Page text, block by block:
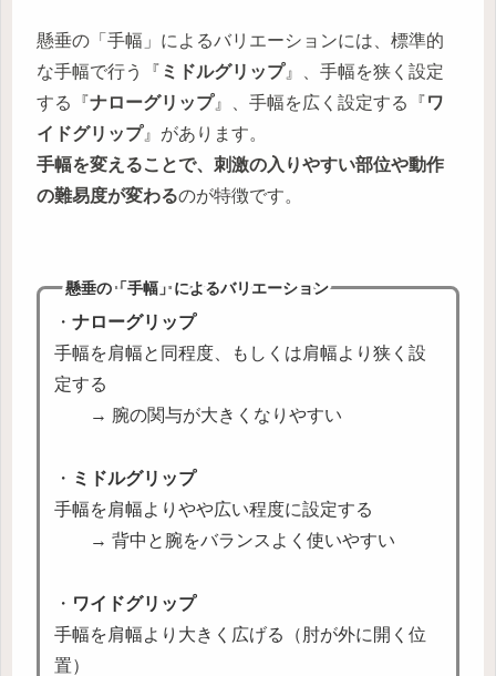
懸垂の「手幅」によるバリエーションには、標準的
な手幅で行う『 ミドルグリップ』、手幅を狭く設定
する『ナローグリップ』、手幅を広く設定する『ワ
イドグリップ』があります。
手幅を変えることで、刺激の入りやすい部位や動作
の難易度が変わるのが特徴です。
懸垂の「手幅」によるバリエーション
・ ナローグリップ
手幅を肩幅と同程度、もしくは肩幅より狭く設
定する
→ 腕の関与が大きくなりやすい
・ ミドルグリップ
手幅を肩幅よりやや広い程度に設定する
→ 背中と腕をバランスよく使いやすい
・ ワイドグリップ
手幅を肩幅より大きく広げる（肘が外に開く位
置）